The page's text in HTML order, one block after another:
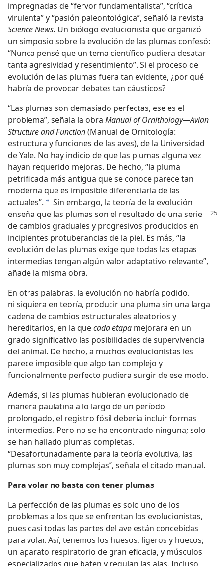
impregnadas de “fervor fundamentalista”, “crítica
virulenta” y “pasión paleontológica”, señaló la revista
Science News. Un biólogo evolucionista que organizó
un simposio sobre la evolución de las plumas confesó:
“Nunca pensé que un tema científico pudiera desatar
tanta agresividad y resentimiento”. Si el proceso de
evolución de las plumas fuera tan evidente, ¿por qué
habría de provocar debates tan cáusticos?
“Las plumas son demasiado perfectas, ese es el
problema”, señala la obra Manual of Ornithology—Avian
Structure and Function(Manual de Ornitología:
estructura y funciones de las aves), de la Universidad
de Yale. No hay indicio de que las plumas alguna vez
hayan requerido mejoras. De hecho, “la pluma
petrificada más antigua que se conoce parece tan
moderna que es imposible diferenciarla de las
actuales”. * Sin embargo, la teoría de la evolución
enseña que las plumas son el resultado de una serie
de cambios graduales y progresivos producidos en
incipientes protuberancias de la piel. Es más, “la
evolución de las plumas exige que todas las etapas
intermedias tengan algún valor adaptativo relevante”,
añade la misma obra.
En otras palabras, la evolución no habría podido,
ni siquiera en teoría, producir una pluma sin una larga
cadena de cambios estructurales aleatorios y
hereditarios, en la quecada etapa mejorara en un
grado significativo las posibilidades de supervivencia
del animal. De hecho, a muchos evolucionistas les
parece imposible que algo tan complejo y
funcionalmente perfecto pudiera surgir de ese modo.
Además, si las plumas hubieran evolucionado de
manera paulatina a lo largo de un período
prolongado, el registro fósil debería incluir formas
intermedias. Pero no se ha encontrado ninguna; solo
se han hallado plumas completas.
“Desafortunadamente para la teoría evolutiva, las
plumas son muy complejas”, señala el citado manual.
Para volar no basta con tener plumas
La perfección de las plumas es solo uno de los
problemas a los que se enfrentan los evolucionistas,
pues casi todas las partes del ave están concebidas
para volar. Así, tenemos los huesos, ligeros y huecos;
un aparato respiratorio de gran eficacia, y músculos
especializados que baten y regulan las alas. Incluso